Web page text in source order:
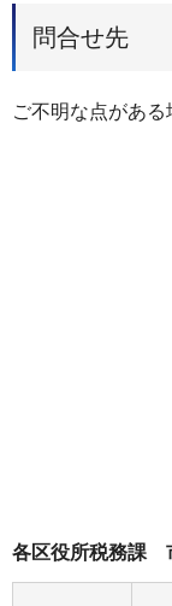
問合せ先
ご不明な点がある
各区役所税務課